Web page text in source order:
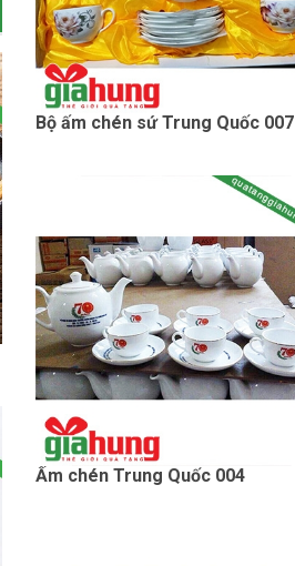
Bộ ấm chén sứ Trung Quốc 007
Ấm chén Trung Quốc 004